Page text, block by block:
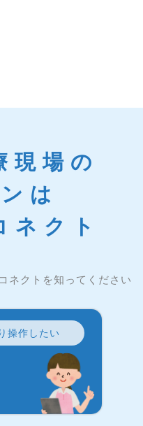
現場の
は
ネクト
ネクトを知ってください
操作したい